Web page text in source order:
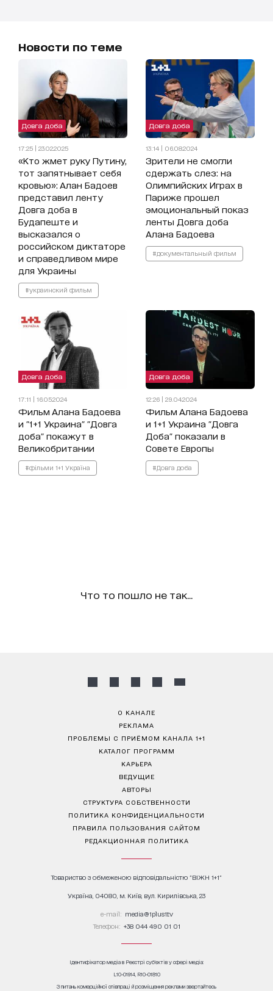
Новости по теме
Довга доба
17:25 | 23.02.2025
«Кто жмет руку Путину,
тот запятнывает себя
кровью»: Алан Бадоев
представил ленту
Довга доба в
Будапеште и
высказался о
российском диктаторе
и справедливом мире
для Украины
#украинский фильм
Довга доба
13:14 | 06.08.2024
Зрители не смогли
сдержать слез: на
Олимпийских Играх в
Париже прошел
эмоциональный показ
ленты Довга доба
Алана Бадоева
#документальный фильм
Довга доба
17:11 | 16.05.2024
Фильм Алана Бадоева
и "1+1 Украина" "Довга
доба" покажут в
Великобритании
#фільми 1+1 Україна
Довга доба
12:26 | 29.04.2024
Фильм Алана Бадоева
и 1+1 Украина "Довга
Доба" показали в
Совете Европы
#Довга доба
Что то пошло не так...
О КАНАЛЕ
РЕКЛАМА
ПРОБЛЕМЫ С ПРИЁМОМ КАНАЛА 1+1
КАТАЛОГ ПРОГРАММ
КАРЬЕРА
ВЕДУЩИЕ
АВТОРЫ
СТРУКТУРА СОБСТВЕННОСТИ
ПОЛИТИКА КОНФИДЕНЦИАЛЬНОСТИ
ПРАВИЛА ПОЛЬЗОВАНИЯ САЙТОМ
РЕДАКЦИОННАЯ ПОЛИТИКА
Товариство з обмеженою відповідальністю "ВІЖН 1+1"
Україна, 04080, м. Київ, вул. Кирилівська, 23
е-mail: media@1plus1.tv
Телефон: +38 044 490 01 01
Ідентифікатор медіа в Реєстрі суб’єктів у сфері медіа:
L10-01914, R10-01810
З питань комерційної співпраці й розміщення реклами звертайтесь